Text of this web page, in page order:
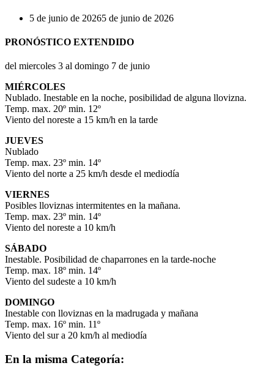
5 de junio de 20265 de junio de 2026
PRONÓSTICO EXTENDIDO
del miercoles 3 al domingo 7 de junio
MIÉRCOLES
Nublado. Inestable en la noche, posibilidad de alguna llovizna.
Temp. max. 20º min. 12º
Viento del noreste a 15 km/h en la tarde
JUEVES
Nublado
Temp. max. 23º min. 14º
Viento del norte a 25 km/h desde el mediodía
VIERNES
Posibles lloviznas intermitentes en la mañana.
Temp. max. 23º min. 14º
Viento del noreste a 10 km/h
SÁBADO
Inestable. Posibilidad de chaparrones en la tarde-noche
Temp. max. 18º min. 14º
Viento del sudeste a 10 km/h
DOMINGO
Inestable con lloviznas en la madrugada y mañana
Temp. max. 16º min. 11º
Viento del sur a 20 km/h al mediodía
En la misma Categoría: